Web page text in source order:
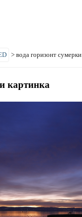
> вода горизонт сумерки
картинка